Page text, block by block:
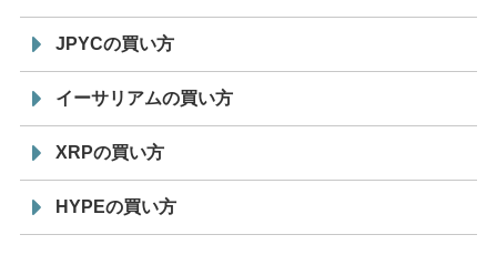
JPYCの買い方
イーサリアムの買い方
XRPの買い方
HYPEの買い方